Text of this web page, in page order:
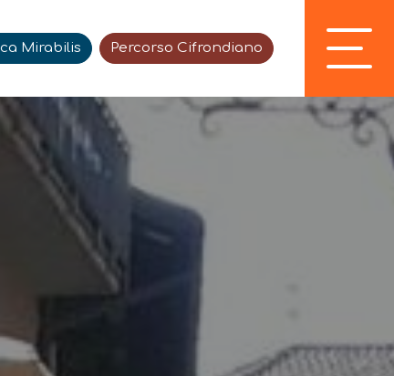
Mirabilis Percorso Cifrondiano